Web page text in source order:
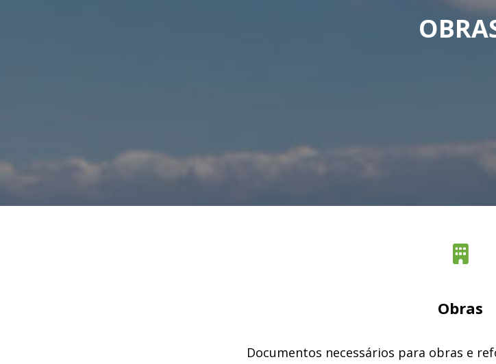
Obras
Documentos necessários para obras e